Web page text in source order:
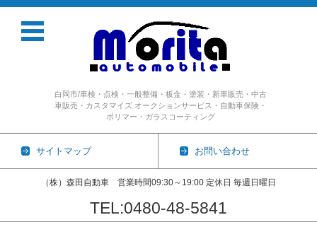
白岡市/車検・点検・一般整備・板金・塗装・新車販売・中古
車販売・カスタマイズ オークションサービス・自動車保険・
ポリマー・ガラスコーティング
サイトマップ お問い合わせ
（株）森田自動車 営業時間09:30～19:00 定休日 毎週日曜日
TEL:0480-48-5841
コンテンツに移動